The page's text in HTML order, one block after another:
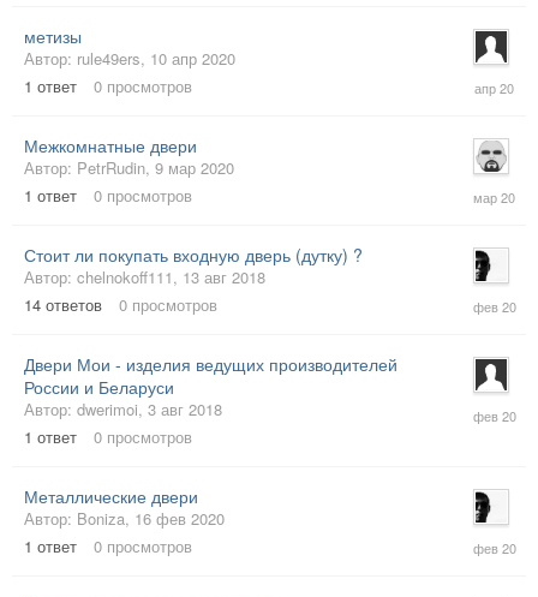
метизы
Автор: rule49ers, 10 апр 2020
1 ответ 0 просмотров
апр
Межкомнатные двери
Автор: PetrRudin, 9 мар 2020
1 ответ 0 просмотров
мар
Стоит ли покупать входную дверь (дутку) ?
Автор: chelnokoff111, 13 авг 2018
14 ответов 0 просмотров
фев
Двери Мои - изделия ведущих производителей
России и Беларуси
Автор: dwerimoi, 3 авг 2018
1 ответ 0 просмотров
фев
Металлические двери
Автор: Boniza, 16 фев 2020
1 ответ 0 просмотров
фев